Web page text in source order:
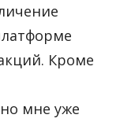
Кроме
мне уже